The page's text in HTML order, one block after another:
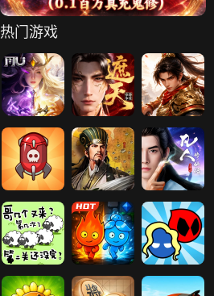
热门游戏
神兵奇迹
遮天：帝路争
锋
梦回江湖
卡卡保皇 萌回三国
凡人修仙传：
星海飞驰
传奇正传 凡人飞剑 傲视神魔传
咩了个咩
森林冰火人-神
红蓝大冒险